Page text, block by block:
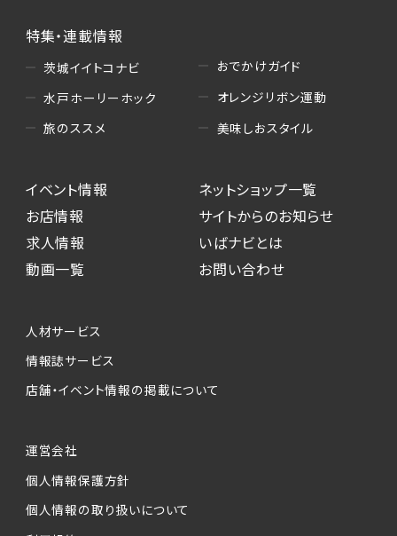
特集・連載情報
茨城イイトコナビ
水戸ホーリーホック
旅のススメ
おでかけガイド
オレンジリボン運動
美味しおスタイル
イベント情報
お店情報
求人情報
動画一覧
ネットショップ一覧
サイトからのお知らせ
いばナビとは
お問い合わせ
人材サービス
情報誌サービス
店舗・イベント情報の掲載について
運営会社
個人情報保護方針
個人情報の取り扱いについて